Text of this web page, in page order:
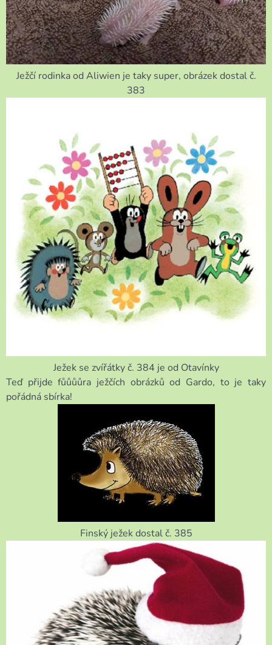
Ježčí rodinka od Aliwien je taky super, obrázek dostal č.
383
Ježek se zvířátky č. 384 je od Otavínky
Teď přijde fůůůůra ježčích obrázků od Gardo, to je taky
pořádná sbírka!
Finský ježek dostal č. 385